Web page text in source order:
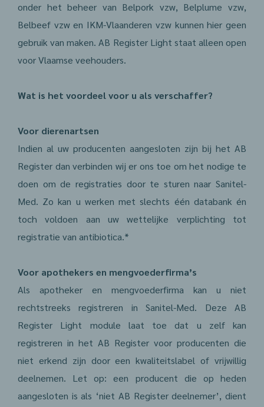
onder het beheer van Belpork vzw, Belplume vzw,
Belbeef vzw en IKM-Vlaanderen vzw kunnen hier geen
gebruik van maken. AB Register Light staat alleen open
voor Vlaamse veehouders.
Wat is het voordeel voor u als verschaffer?
Voor dierenartsen
Indien al uw producenten aangesloten zijn bij het AB
Register dan verbinden wij er ons toe om het nodige te
doen om de registraties door te sturen naar Sanitel-
Med. Zo kan u werken met slechts één databank én
toch voldoen aan uw wettelijke verplichting tot
registratie van antibiotica.*
Voor apothekers en mengvoederfirma’s
Als apotheker en mengvoederfirma kan u niet
rechtstreeks registreren in Sanitel-Med. Deze AB
Register Light module laat toe dat u zelf kan
registreren in het AB Register voor producenten die
niet erkend zijn door een kwaliteitslabel of vrijwillig
deelnemen. Let op: een producent die op heden
aangesloten is als ‘niet AB Register deelnemer’, dient